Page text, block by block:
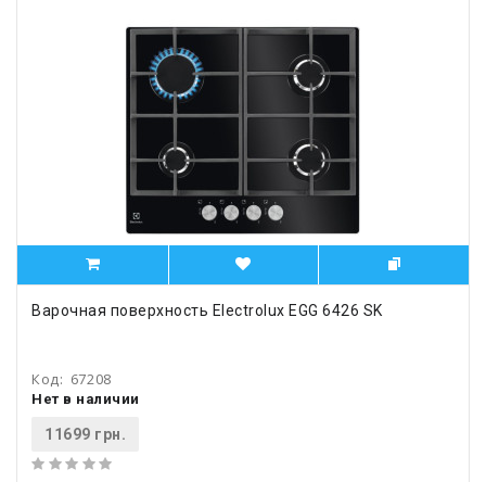
Варочная поверхность Electrolux EGG 6426 SK
Код: 67208
Нет в наличии
11699 грн.